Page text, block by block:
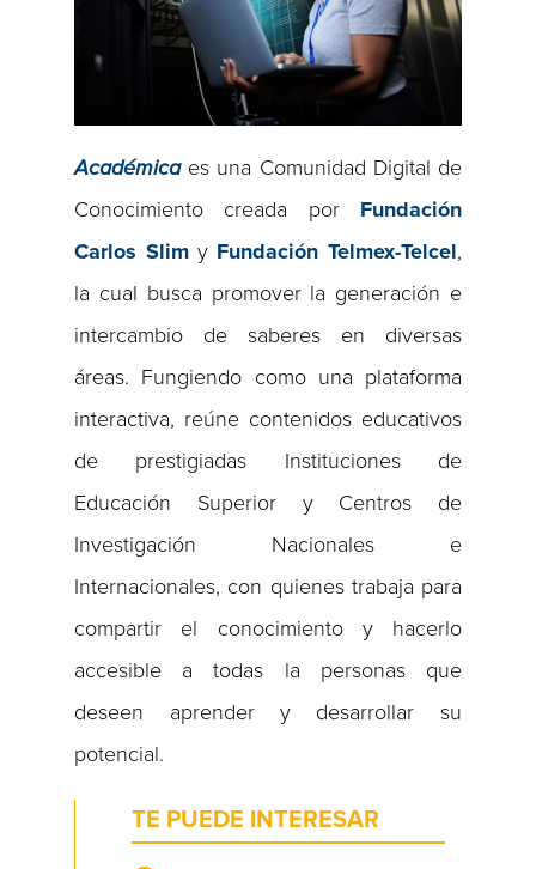
Académicaes una Comunidad Digital de
Conocimiento creada por Fundación
Carlos Slimy Fundación Telmex-Telcel,
la cual busca promover la generación e
intercambio de saberes en diversas
áreas. Fungiendo como una plataforma
interactiva, reúne contenidos educativos
de prestigiadas Instituciones de
Educación Superior y Centros de
Investigación Nacionales e
Internacionales, con quienes trabaja para
compartir el conocimiento y hacerlo
accesible a todas la personas que
deseen aprender y desarrollar su
potencial.
TE PUEDE INTERESAR